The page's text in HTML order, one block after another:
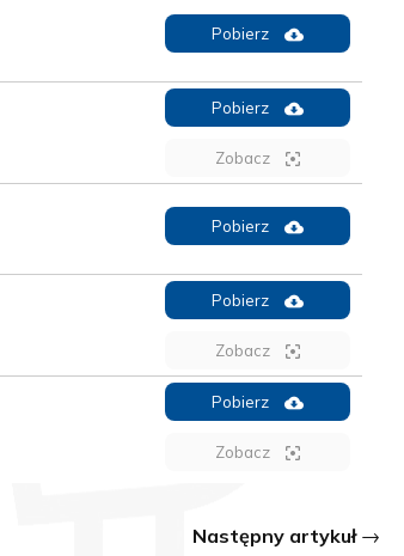
Pobierz
Pobierz
Zobacz
Pobierz
Pobierz
Zobacz
Pobierz
Zobacz
Następny artykuł